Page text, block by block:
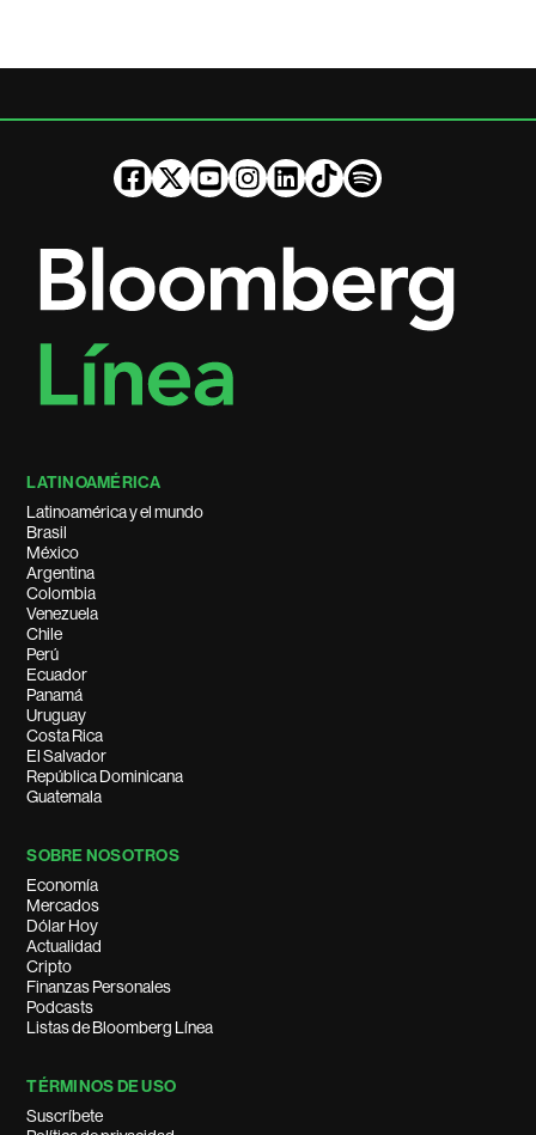
LATINOAMÉRICA
Latinoamérica y el mundo
Brasil
México
Argentina
Colombia
Venezuela
Chile
Perú
Ecuador
Panamá
Uruguay
Costa Rica
El Salvador
República Dominicana
Guatemala
SOBRE NOSOTROS
Economía
Mercados
Dólar Hoy
Actualidad
Cripto
Finanzas Personales
Podcasts
Listas de Bloomberg Línea
TÉRMINOS DE USO
Suscríbete